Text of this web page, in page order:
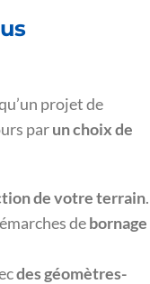
projet de
parun choix de
de votre terrain.
debornage
des géomètres-